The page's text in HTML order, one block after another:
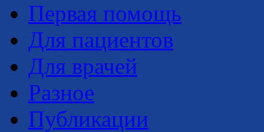
Первая помощь
Для пациентов
Для врачей
Разное
Публикации